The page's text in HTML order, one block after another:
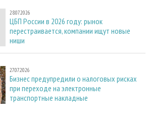
28.07.2026
ЦБП России в 2026 году: рынок
перестраивается, компании ищут новые
ниши
27.07.2026
Бизнес предупредили о налоговых рисках
при переходе на электронные
транспортные накладные